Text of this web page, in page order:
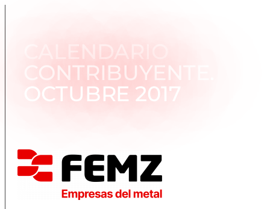
CALENDARIO
CONTRIBUYENTE.
OCTUBRE 2017